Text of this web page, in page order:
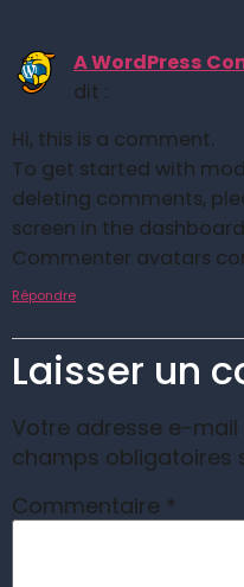
A WordPress
dit :
Hi, this is a comment.
To get started with
deleting comments,
screen in the
Commenter avatars
Répondre
Laisser un
Votre adresse e-mail
champs obligatoires
Commentaire *